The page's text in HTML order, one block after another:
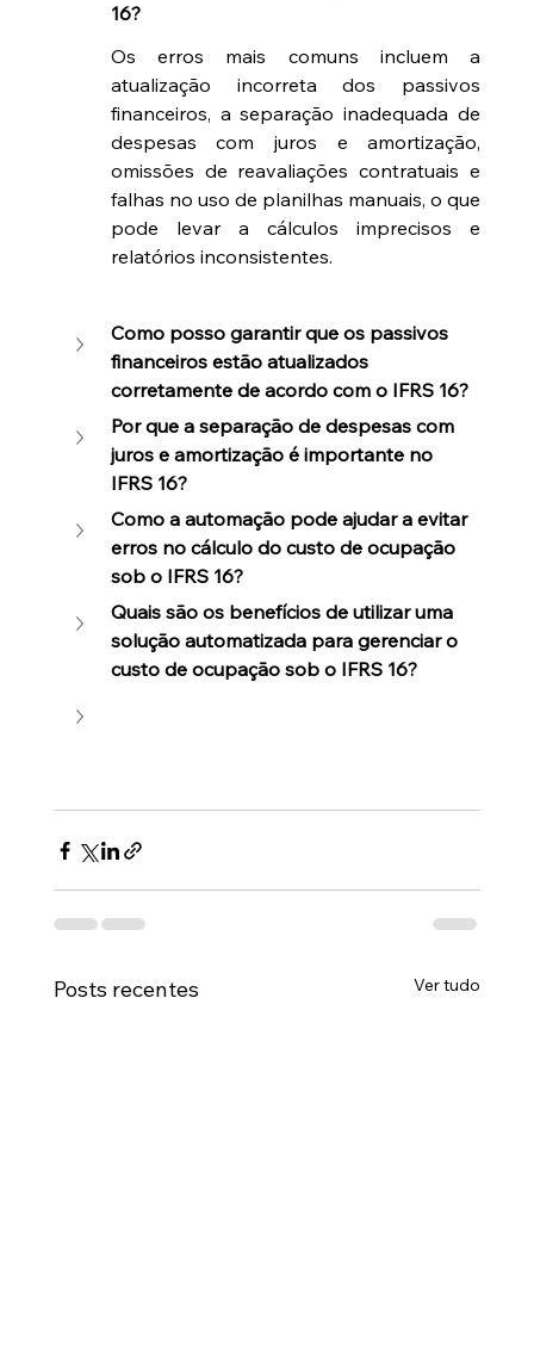
16?
Os erros mais comuns incluem a
atualização incorreta dos passivos
financeiros, a separação inadequada de
despesas com juros e amortização,
omissões de reavaliações contratuais e
falhas no uso de planilhas manuais, o que
pode levar a cálculos imprecisos e
relatórios inconsistentes.
Como posso garantir que os passivos
financeiros estão atualizados
corretamente de acordo com o IFRS 16?
Por que a separação de despesas com
juros e amortização é importante no
IFRS 16?
Como a automação pode ajudar a evitar
erros no cálculo do custo de ocupação
sob o IFRS 16?
Quais são os benefícios de utilizar uma
solução automatizada para gerenciar o
custo de ocupação sob o IFRS 16?
Posts recentes Ver tudo